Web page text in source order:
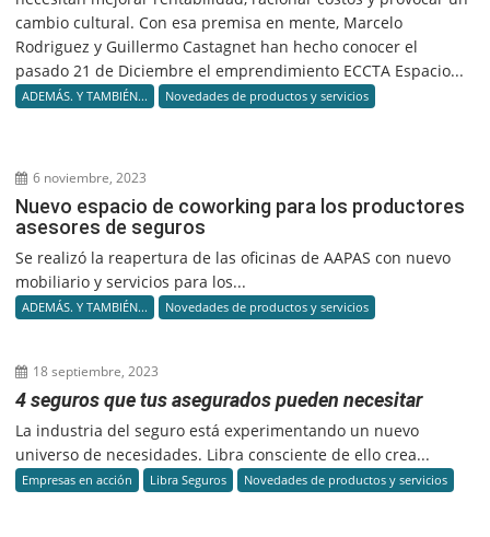
cambio cultural. Con esa premisa en mente, Marcelo
Rodriguez y Guillermo Castagnet han hecho conocer el
pasado 21 de Diciembre el emprendimiento ECCTA Espacio...
ADEMÁS. Y TAMBIÉN... Novedades de productos y servicios
6 noviembre, 2023
Nuevo espacio de coworking para los productores
asesores de seguros
Se realizó la reapertura de las oficinas de AAPAS con nuevo
mobiliario y servicios para los...
ADEMÁS. Y TAMBIÉN... Novedades de productos y servicios
18 septiembre, 2023
4 seguros que tus asegurados pueden necesitar
La industria del seguro está experimentando un nuevo
universo de necesidades. Libra consciente de ello crea...
Empresas en acción Libra Seguros Novedades de productos y servicios